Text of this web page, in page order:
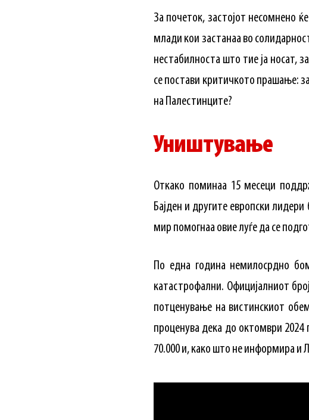
За почеток, застојот несомнено
млади кои застанаа во
нестабилноста што тие ја носат,
се постави критичкото прашање:
на Палестинците?
Уништување
Откако поминаа 15 месеци
Бајден и другите европски
мир помогнаа овие луѓе да се
По една година немилосрдно
катастрофални. Официјалниот
потценување на вистинскиот
проценува дека до октомври
70.000 и, како што не информира и